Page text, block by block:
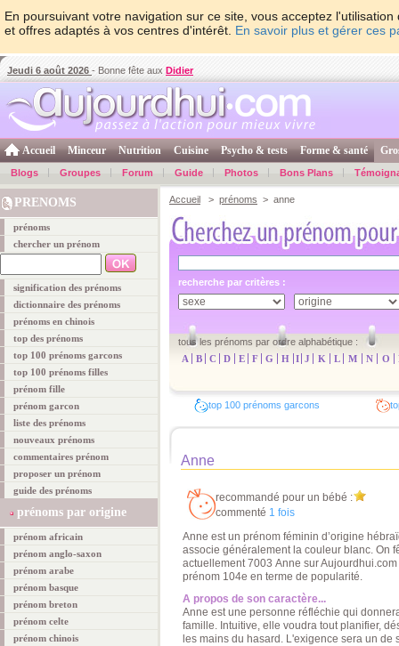
En poursuivant votre navigation sur ce site, vous acceptez
et offres adaptés à vos centres d'intérêt. En savoir plus et gérer ces
Jeudi 6 août 2026 - Bonne fête aux Didier
Accueil Minceur Nutrition Cuisine Psycho & tests Forme & santé
Blogs Groupes Forum Guide Photos Bons Plans
PRENOMS
prénoms
chercher un prénom
signification des prénoms
dictionnaire des prénoms
prénoms en chinois
top des prénoms
top 100 prénoms garcons
top 100 prénoms filles
prénom fille
prénom garcon
liste des prénoms
nouveaux prénoms
commentaires prénom
proposer un prénom
guide des prénoms
prénoms par origine
prénom africain
prénom anglo-saxon
prénom arabe
prénom basque
prénom breton
prénom celte
prénom chinois
Accueil > prénoms > anne
recherche par critères :
tous les prénoms par ordre alphabétique :
A
B C D E F G H I J K L M N O
top 100 prénoms garcons
Anne
recommandé pour un bébé :
commenté 1 fois
Anne est un prénom féminin d’origine
associe généralement la couleur blanc. On
actuellement 7003 Anne sur
prénom 104e en terme de popularité.
A propos de son caractère...
Anne est une personne réfléchie qui
famille. Intuitive, elle voudra tout planifier,
les mains du hasard. L'exigence sera un de